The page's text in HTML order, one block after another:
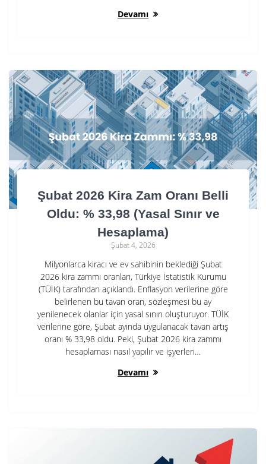
Devamı
Şubat 2026 Kira Zam Oranı Belli
Oldu: % 33,98 (Yasal Sınır ve
Hesaplama)
Şubat 4, 2026
Milyonlarca kiracı ve ev sahibinin beklediği Şubat
2026 kira zammı oranları, Türkiye İstatistik Kurumu
(TÜİK) tarafından açıklandı. Enflasyon verilerine göre
belirlenen bu tavan oran, sözleşmesi bu ay
yenilenecek olanlar için yasal sınırı oluşturuyor. TÜİK
verilerine göre, Şubat ayında uygulanacak tavan artış
oranı % 33,98 oldu. Peki, Şubat 2026 kira zammı
hesaplaması nasıl yapılır ve işyerleri…
Devamı